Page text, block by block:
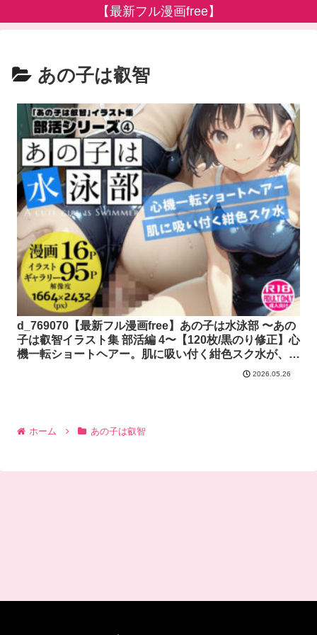
【最新フル漫画free】
あの子は叡智
d_769070【最新フル漫画free】あの子は水泳部 〜あの
子は叡智イラスト集 部活編 4〜【120枚/黒のり修正】心
機一転ショートヘアー。肌に吸い付く紺色スク水が、プ
2026.05.26
ホーム あの子は叡智